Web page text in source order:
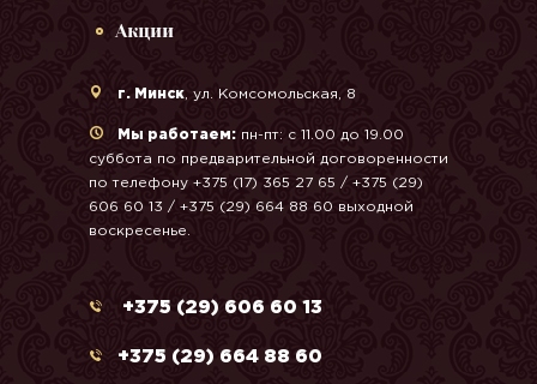
Акции
г. Минск , ул. Комсомольская, 8
Мы работаем: пн-пт: с 11.00 до 19.00
суббота по предварительной договоренности
по телефону +375 (17) 365 27 65 / +375 (29)
606 60 13 / +375 (29) 664 88 60 выходной
воскресенье.
+375 (29) 606 60 13
+375 (29) 664 88 60